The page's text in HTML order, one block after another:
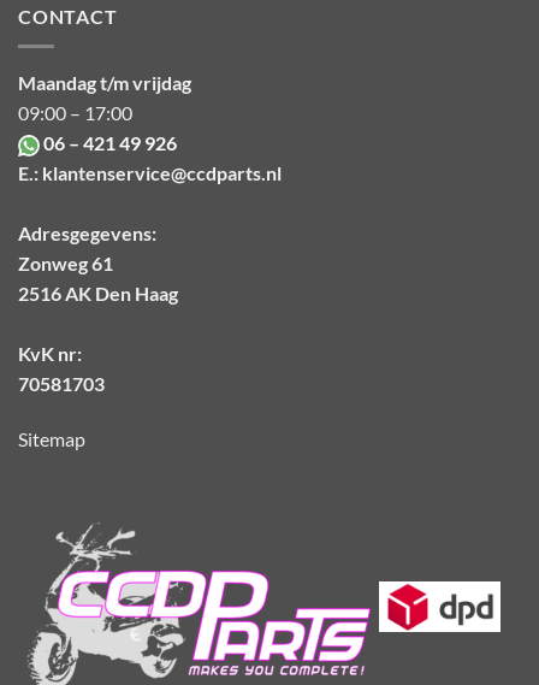
CONTACT
Maandag t/m vrijdag
09:00 – 17:00
06 – 421 49 926
E.: klantenservice@ccdparts.nl
Adresgegevens:
Zonweg 61
2516 AK Den Haag
KvK nr:
70581703
Sitemap